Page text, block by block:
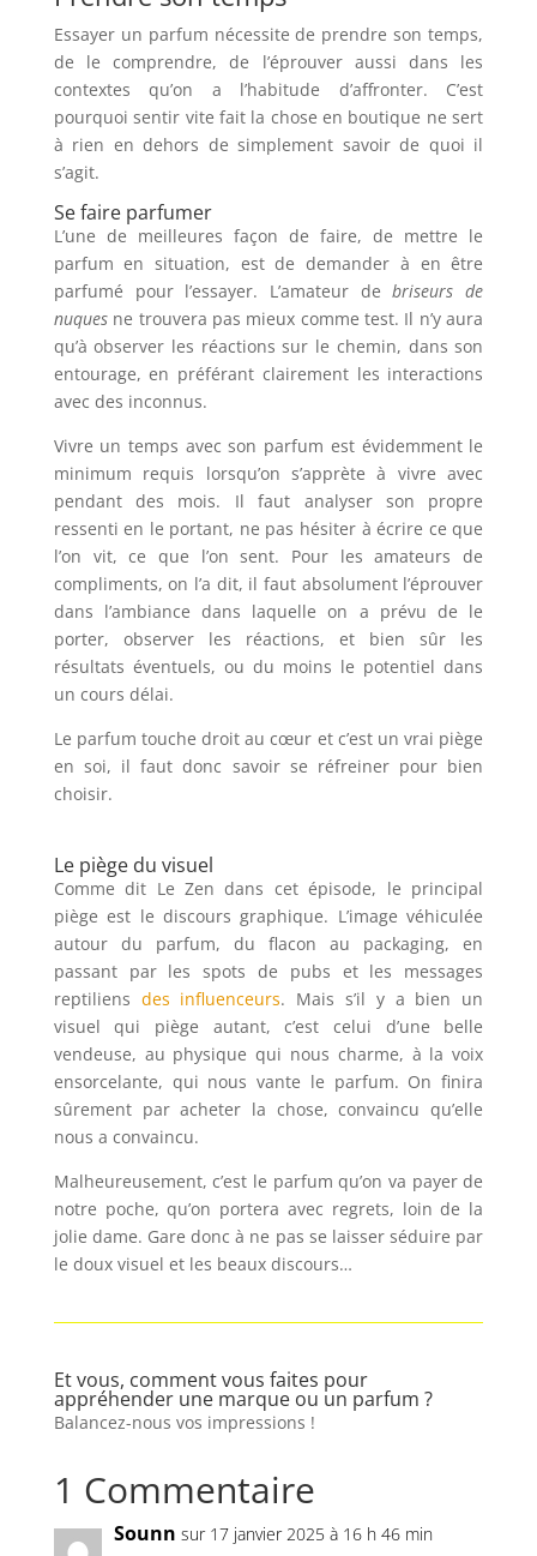
Essayer un parfum nécessite de prendre son temps,
de le comprendre, de l’éprouver aussi dans les
contextes qu’on a l’habitude d’affronter. C’est
pourquoi sentir vite fait la chose en boutique ne sert
à rien en dehors de simplement savoir de quoi il
s’agit.
Se faire parfumer
L’une de meilleures façon de faire, de mettre le
parfum en situation, est de demander à en être
parfumé pour l’essayer. L’amateur debriseurs de
nuquesne trouvera pas mieux comme test. Il n’y aura
qu’à observer les réactions sur le chemin, dans son
entourage, en préférant clairement les interactions
avec des inconnus.
Vivre un temps avec son parfum est évidemment le
minimum requis lorsqu’on s’apprète à vivre avec
pendant des mois. Il faut analyser son propre
ressenti en le portant, ne pas hésiter à écrire ce que
l’on vit, ce que l’on sent. Pour les amateurs de
compliments, on l’a dit, il faut absolument l’éprouver
dans l’ambiance dans laquelle on a prévu de le
porter, observer les réactions, et bien sûr les
résultats éventuels, ou du moins le potentiel dans
un cours délai.
Le parfum touche droit au cœur et c’est un vrai piège
en soi, il faut donc savoir se réfreiner pour bien
choisir.
Le piège du visuel
Comme dit Le Zen dans cet épisode, le principal
piège est le discours graphique. L’image véhiculée
autour du parfum, du flacon au packaging, en
passant par les spots de pubs et les messages
reptiliens des influenceurs. Mais s’il y a bien un
visuel qui piège autant, c’est celui d’une belle
vendeuse, au physique qui nous charme, à la voix
ensorcelante, qui nous vante le parfum. On finira
sûrement par acheter la chose, convaincu qu’elle
nous a convaincu.
Malheureusement, c’est le parfum qu’on va payer de
notre poche, qu’on portera avec regrets, loin de la
jolie dame. Gare donc à ne pas se laisser séduire par
le doux visuel et les beaux discours…
Et vous, comment vous faites pour
appréhender une marque ou un parfum ?
Balancez-nous vos impressions !
1 Commentaire
Sounn sur 17 janvier 2025 à 16 h 46 min